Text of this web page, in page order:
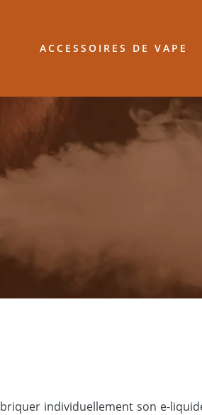
ACCESSOIRES DE VAPE
individuellement son e-